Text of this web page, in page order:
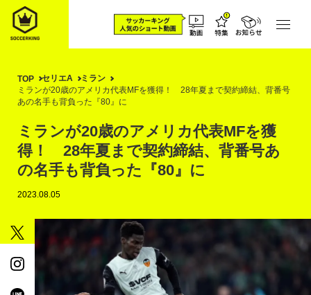
TOP セリエA
ミラン
ミランが20歳のアメリカ代表MFを獲得！ 28年夏まで契約締結、背番号
あの名手も背負った『80』に
ミランが20歳のアメリカ代表MFを獲
得！ 28年夏まで契約締結、背番号あ
の名手も背負った『80』に
2023.08.05